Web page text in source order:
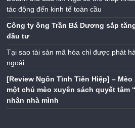
tác động đến kinh tế toàn cầu
Công ty ông Trần Bá Dương sắp
đầu tư
Tại sao tài sản mã hóa chỉ được phát
ngoài
[Review Ngôn Tình Tiên Hiệp] –
một chú mèo xuyên sách quyết tâm
nhân nhà mình